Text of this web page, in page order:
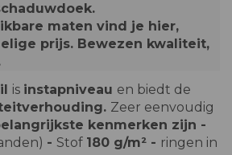
maten vind je hier,
prijs. Bewezen kwaliteit,
is instapniveau en biedt de
Zeer eenvoudig
kenmerken zijn -
- Stof 180 g/m² - ringen in